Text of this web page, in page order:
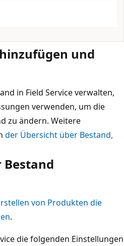
und
in Field Service verwalten,
verwenden, um die
zu ändern. Weitere
der Übersicht über Bestand,
von Produkten die
.
die folgenden Einstellungen